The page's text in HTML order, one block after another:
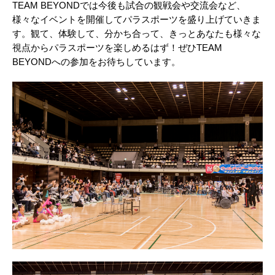
TEAM BEYONDでは今後も試合の観戦会や交流会など、
様々なイベントを開催してパラスポーツを盛り上げていきま
す。観て、体験して、分かち合って、きっとあなたも様々な
視点からパラスポーツを楽しめるはず！ぜひTEAM
BEYONDへの参加をお待ちしています。